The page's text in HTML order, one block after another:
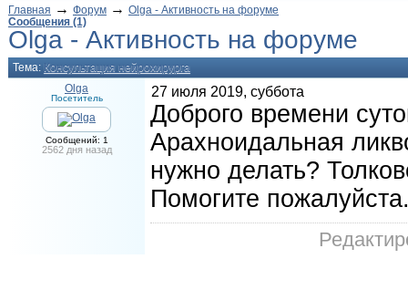
Главная → Форум → Olga - Активность на форуме
Сообщения (1)
Olga - Активность на форуме
Тема: Консультация нейрохирурга
Olga
Посетитель
Сообщений: 1
2562 дня назад
27 июля 2019, суббота
Доброго времени
Арахноидальная
нужно делать?
Помогите